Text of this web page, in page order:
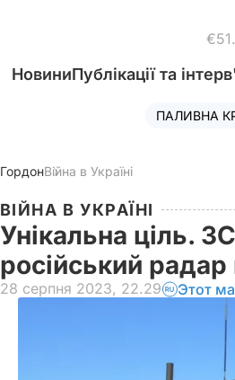
НовиниПублікації та
ПАЛИВНА
ГордонВійна в Україні
ВІЙНА В УКРАЇНІ
Унікальна ціль.
російський
28 серпня 2023, 22.29 Этот